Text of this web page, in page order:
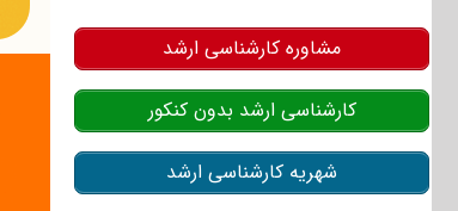
مشاوره کارشناسی ارشد
کارشناسی ارشد بدون کنکور
شهریه کارشناسی ارشد